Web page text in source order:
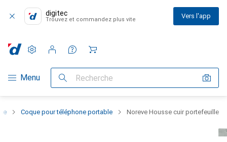
digitec
Trouvez et commandez plus vite Vers l'app
Navigation par catégorie
Menu Recherche
Paramètres
Compte client
Listes de comparaison
Listes d'envies
Panier
Coque pour téléphone portable Noreve Housse cuir portefeuille